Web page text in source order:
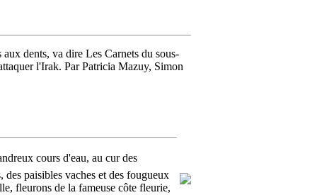
dents, va dire Les Carnets du sous-
l'Irak. Par Patricia Mazuy, Simon
cours d'eau, au cur des
des paisibles vaches et des fougueux
fleurons de la fameuse côte fleurie,